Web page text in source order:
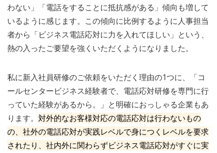
わない」「電話をすることに抵抗感がある」傾向も増して
いるように感じます。この傾向に比例するように人事担当
者から「ビジネス電話応対に力を入れてほしい」という、
熱の入ったご要望を強くいただくようになりました。
私に新入社員研修のご依頼をいただく理由の1つに、「コ
ールセンタービジネス経験者で、電話応対研修を専門に行
っていた経験があるから。」と明確におっしゃる企業もあ
ります。 対外的なお客様対応の電話応対は行わないもの
の、社外の電話応対が実践レベルで身につくレベルを要求
されたり、社内外に関わらずビジネス電話応対がすぐに実